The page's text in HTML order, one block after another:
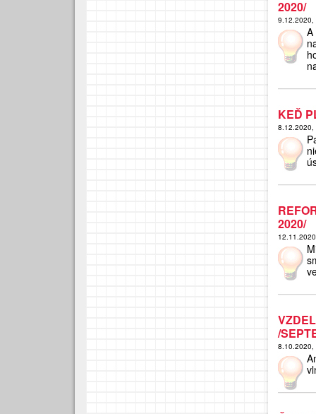
2020/
9.12.2020,
A
KEĎ
8.12.2020,
2020/
/
8.10.2020,